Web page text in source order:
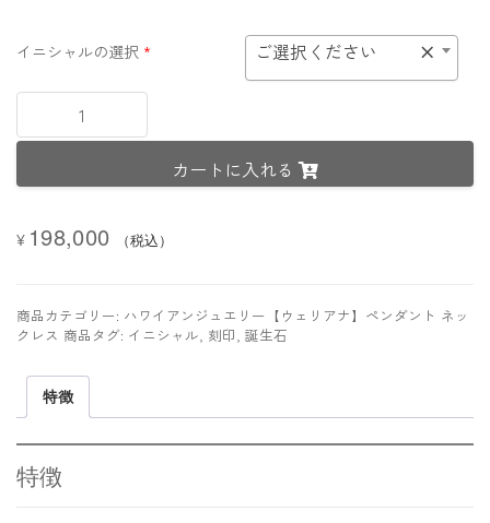
イニシャルの選択 * ×
ご選択ください
ダ
メ
ド
シ
ャ
フ
ッ
ト
プ
レ
カートに入れる
¥ 198,000 （税込）
商品カテゴリー: ハワイアンジュエリー【ウェリアナ】ペンダント ネッ
クレス 商品タグ: イニシャル, 刻印, 誕生石
特徴
特徴